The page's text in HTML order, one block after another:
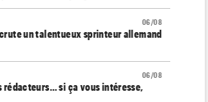
06/08
un talentueux sprinteur allemand
06/08
rédacteurs… si ça vous intéresse,